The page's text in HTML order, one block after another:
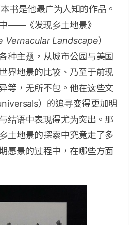
书是他最广为人知的作品。
——《发现乡土地景》
Vernacular Landscape）
主题，从城市公园与美国
界地景的比较、乃至于前现
等，无所不包。他在这些文
）的追寻变得更加明
结语中表现得尤为突出。那
土地景的探索中究竟走了多
愿景的过程中，在哪些方面